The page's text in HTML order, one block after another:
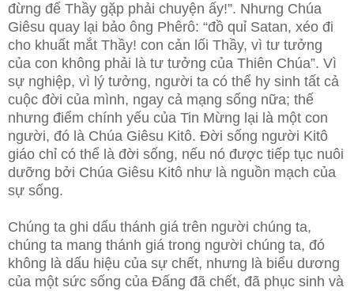
đừng để Thầy gặp phải chuyện ấy!”. Nhưng Chúa
Giêsu quay lại bảo ông Phêrô: “đồ quỉ Satan, xéo đi
cho khuất mắt Thầy! con cản lối Thầy, vì tư tưởng
của con không phải là tư tưởng của Thiên Chúa”. Vì
sự nghiệp, vì lý tưởng, người ta có thể hy sinh tất cả
cuộc đời của mình, ngay cả mạng sống nữa; thế
nhưng điểm chính yếu của Tin Mừng lại là một con
người, đó là Chúa Giêsu Kitô. Đời sống người Kitô
giáo chỉ có thể là đời sống, nếu nó được tiếp tục nuôi
dưỡng bởi Chúa Giêsu Kitô như là nguồn mạch của
sự sống.
Chúng ta ghi dấu thánh giá trên người chúng ta,
chúng ta mang thánh giá trong người chúng ta, đó
không là dấu hiệu của sự chết, nhưng là biểu dương
của một sức sống của Đấng đã chết, đã phục sinh và